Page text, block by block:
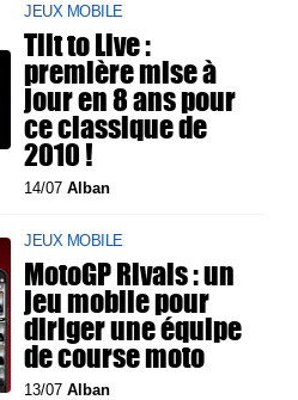
JEUX MOBILE
Tilt to Live :
première mise à
jour en 8 ans pour
ce classique de
2010 !
14/07Alban
JEUX MOBILE
MotoGP Rivals : un
jeu mobile pour
diriger une équipe
de course moto
13/07Alban